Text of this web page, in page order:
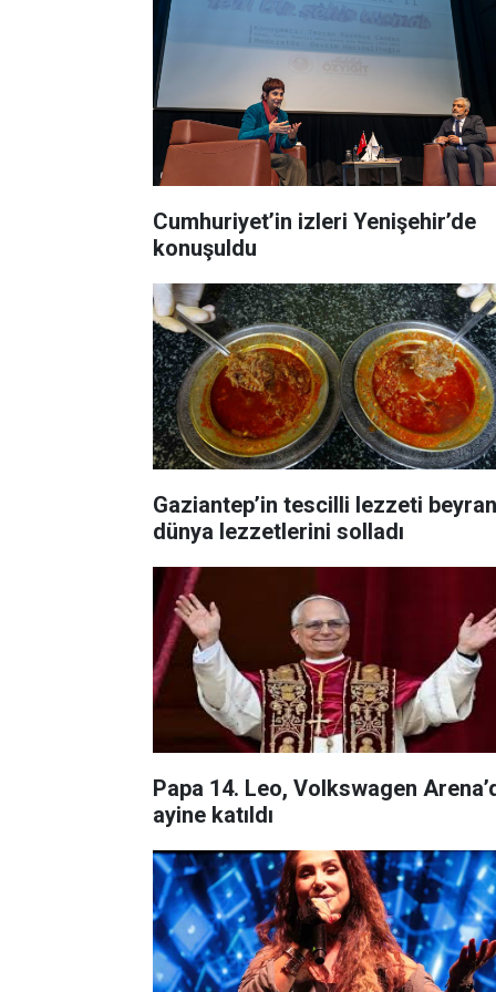
Cumhuriyet’in izleri Yenişehir’de
konuşuldu
Gaziantep’in tescilli lezzeti beyran
dünya lezzetlerini solladı
Papa 14. Leo, Volkswagen
ayine katıldı